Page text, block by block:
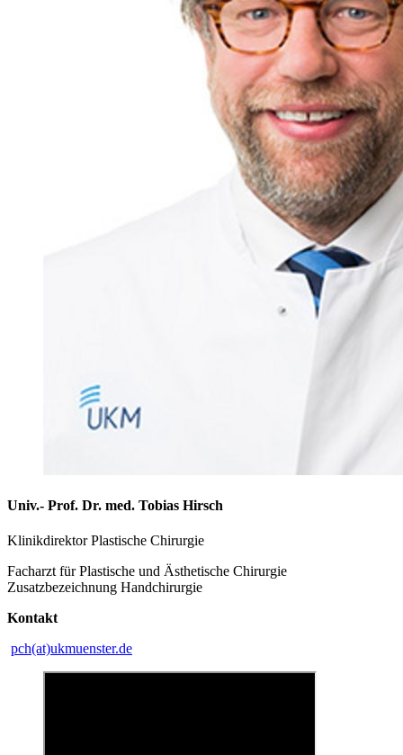
Univ.- Prof. Dr. med. Tobias Hirsch
Klinikdirektor Plastische Chirurgie
Facharzt für Plastische und Ästhetische Chirurgie
Zusatzbezeichnung Handchirurgie
Kontakt
pch(at)ukmuenster.de